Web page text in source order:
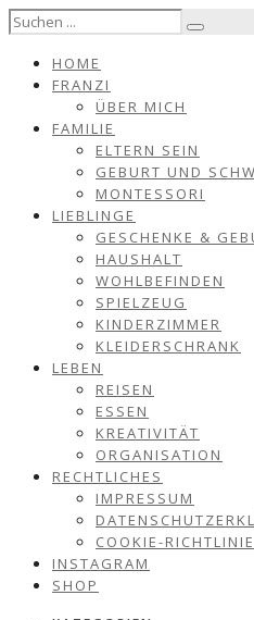
HOME
FRANZI
ÜBER MICH
FAMILIE
ELTERN SEIN
GEBURT UND
MONTESSORI
LIEBLINGE
GESCHENKE &
HAUSHALT
WOHLBEFINDEN
SPIELZEUG
KINDERZIMMER
KLEIDERSCHRANK
LEBEN
REISEN
ESSEN
KREATIVITÄT
ORGANISATION
RECHTLICHES
IMPRESSUM
COOKIE-
INSTAGRAM
SHOP